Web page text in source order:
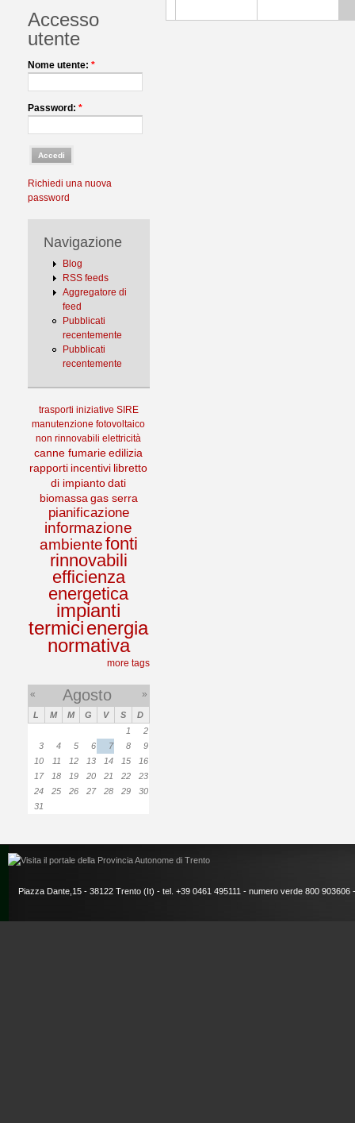
Accesso
utente
Nome utente: *
Password: *
Richiedi una nuova
password
Navigazione
Blog
RSS feeds
Aggregatore di
feed
Pubblicati
recentemente
Pubblicati
recentemente
trasporti iniziative SIRE
manutenzione fotovoltaico
non rinnovabili elettricità
canne fumarie edilizia
rapporti incentivi libretto
di impianto dati
biomassa gas serra
pianificazione
informazione
ambientefonti
rinnovabili
efficienza
energetica
impianti
termicienergia
normativa
more tags
« Agosto »
L M M G V S
D
1
2
3
4 5 6 7 8
9
10
11 12 13 14 15
16
17
18 19 20 21 22
23
24
25 26 27 28 29
30
31
Piazza Dante,15 - 38122 Trento (It) - tel. +39 0461 495111 - numero verde 800 903606